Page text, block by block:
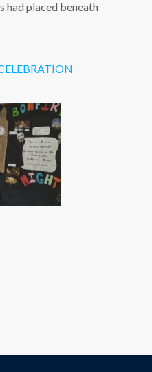
had placed beneath